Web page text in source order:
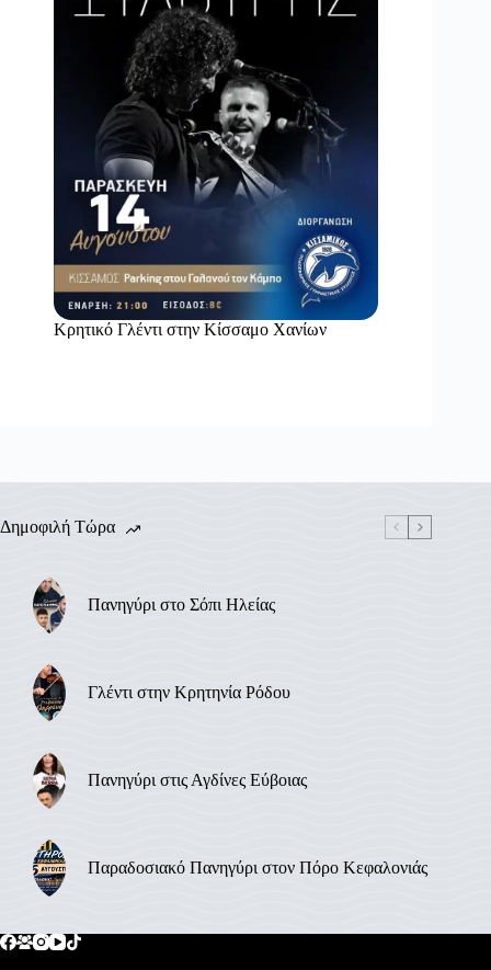
Κρητικό Γλέντι στην Κίσσαμο Χανίων
Δημοφιλή Τώρα
Πανηγύρι στο Σόπι Ηλείας
Γλέντι στην Κρητηνία Ρόδου
Πανηγύρι στις Αγδίνες Εύβοιας
Παραδοσιακό Πανηγύρι στον Πόρο Κεφαλονιάς